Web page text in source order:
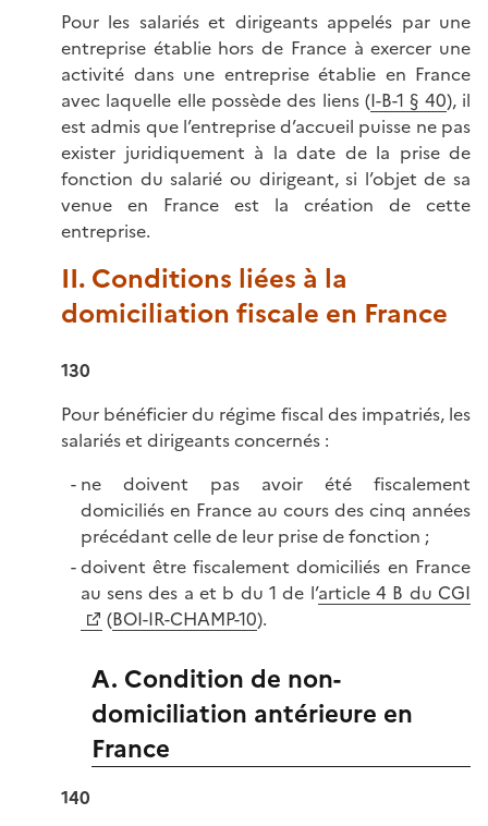
Pour les salariés et dirigeants appelés par une
entreprise établie hors de France à exercer une
activité dans une entreprise établie en France
avec laquelle elle possède des liens (I-B-1 § 40), il
est admis que l’entreprise d’accueil puisse ne pas
exister juridiquement à la date de la prise de
fonction du salarié ou dirigeant, si l’objet de sa
venue en France est la création de cette
entreprise.
II. Conditions liées à la
domiciliation fiscale en France
130
Pour bénéficier du régime fiscal des impatriés, les
salariés et dirigeants concernés :
ne doivent pas avoir été fiscalement
domiciliés en France au cours des cinq années
précédant celle de leur prise de fonction ;
doivent être fiscalement domiciliés en France
au sens des a et b du 1 de l’article 4 B du CGI
(BOI-IR-CHAMP-10).
A. Condition de non-
domiciliation antérieure en
France
140